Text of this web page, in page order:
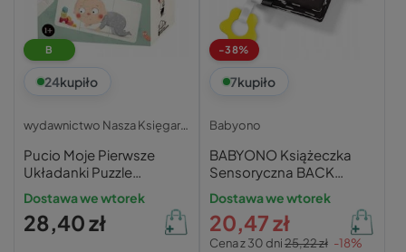
B
24kupiło
wydawnictwo Nasza Księgarnia
Pucio Moje Pierwsze
Układanki Puzzle
Percepcja Wzrokowa 1+
Nasza Księgarnia
Dostawa we wtorek
28,40 zł
-38%
7kupiło
Babyono
BABYONO Książeczka
Sensoryczna BACK
WHITE 0M+ 542
Dostawa we wtorek
Cena z 30 dni25,22 zł -18%
20,47 zł